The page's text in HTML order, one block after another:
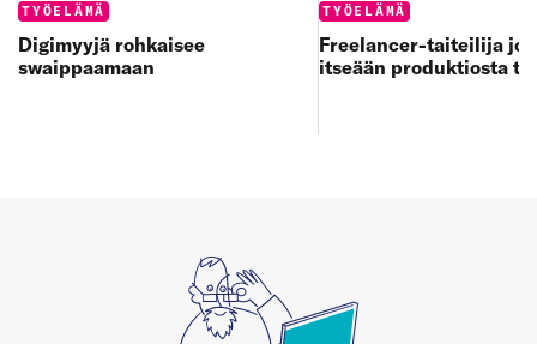
Categories:
TYÖELÄMÄ
Digimyyjä rohkaisee
swaippaamaan
Categories:
TYÖELÄMÄ
Freelancer-taiteilija
itseään produktiosta